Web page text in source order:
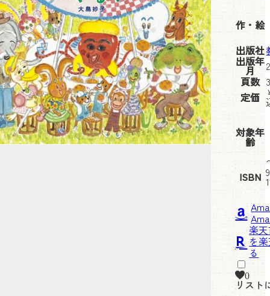
作・絵
出版社
出版年
月
頁数
定価
対象年
齢
ISBN
楽
0
リスト